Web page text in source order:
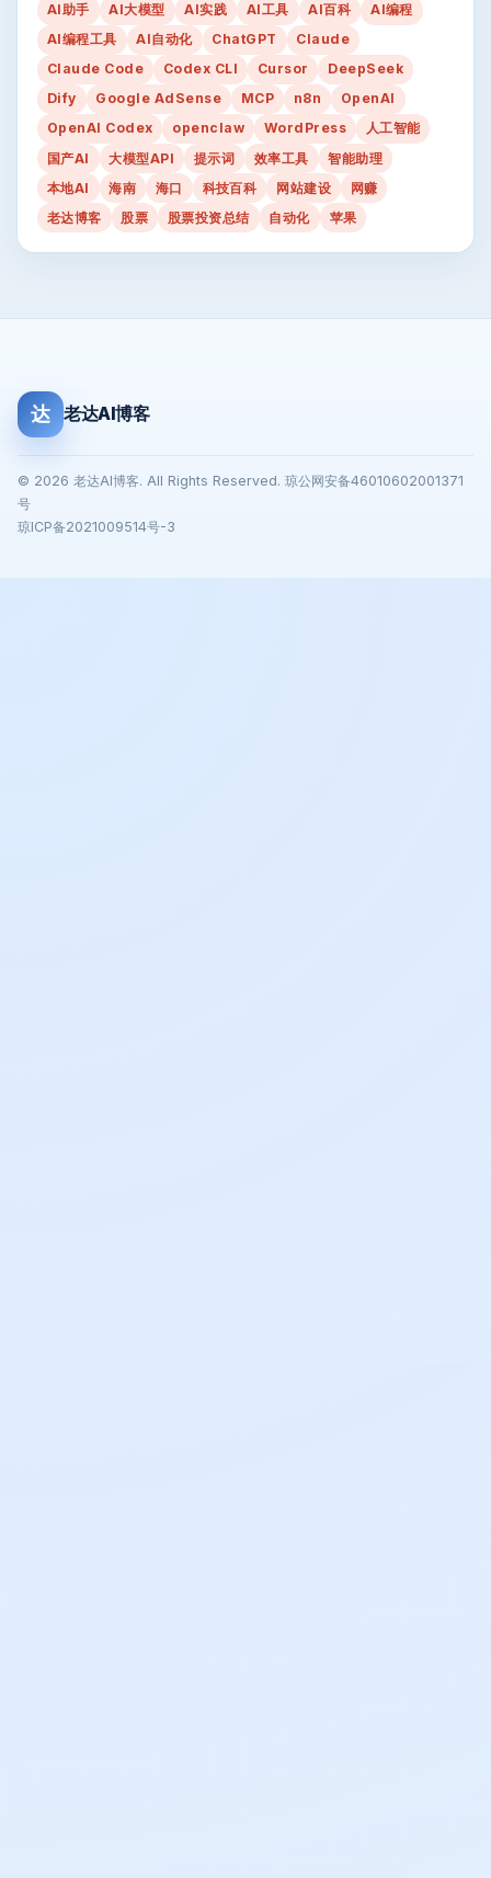
AI助手
AI大模型 AI实践 AI工具 AI百科
AI编程
AI编程工具
AI自动化 ChatGPT
Claude
Claude Code
Codex CLI Cursor
DeepSeek
Dify
Google AdSense MCP n8n
OpenAI
OpenAI Codex
openclaw WordPress
人工智能
国产AI
大模型API 提示词 效率工具
智能助理
本地AI
海南 海口 科技百科 网站建设
网赚
老达博客
股票 股票投资总结 自动化 苹果
达 老达AI博客
© 2026 老达AI博客. All Rights Reserved. 琼公网安备46010602001371
号
琼ICP备2021009514号-3